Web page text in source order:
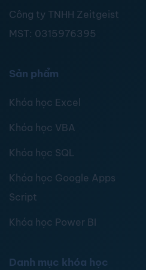
Công ty TNHH Zeitgeist
MST: 0315976395
Sản phẩm
Khóa học Excel
Khóa học VBA
Khóa học SQL
Khóa học Google Apps
Script
Khóa học Power BI
Danh mục khóa học